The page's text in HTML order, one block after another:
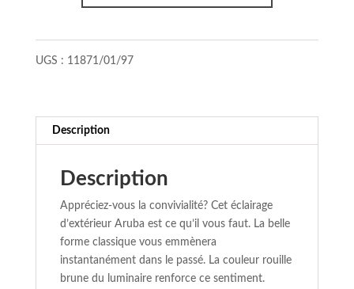
UGS : 11871/01/97
Description
Description
Appréciez-vous la convivialité? Cet éclairage
d’extérieur Aruba est ce qu’il vous faut. La belle
forme classique vous emmènera
instantanément dans le passé. La couleur rouille
brune du luminaire renforce ce sentiment.